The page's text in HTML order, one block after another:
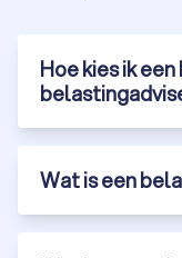
Hoe kies ik
Wat is een